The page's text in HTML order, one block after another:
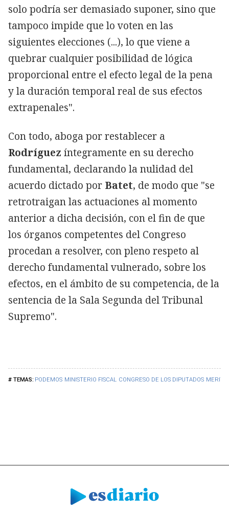
PODEMOS MINISTERIO FISCAL CONGRESO DE LOS DIPUTADOS
solo podría ser demasiado suponer, sino que
tampoco impide que lo voten en las
siguientes elecciones (...), lo que viene a
quebrar cualquier posibilidad de lógica
proporcional entre el efecto legal de la pena
y la duración temporal real de sus efectos
extrapenales".
Con todo, aboga por restablecer a
Rodríguez íntegramente en su derecho
fundamental, declarando la nulidad del
acuerdo dictado por Batet, de modo que "se
retrotraigan las actuaciones al momento
anterior a dicha decisión, con el fin de que
los órganos competentes del Congreso
procedan a resolver, con pleno respeto al
derecho fundamental vulnerado, sobre los
efectos, en el ámbito de su competencia, de la
sentencia de la Sala Segunda del Tribunal
Supremo".